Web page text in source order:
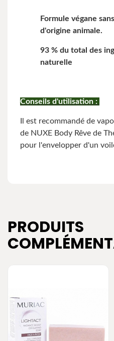
Formule végane
d'origine animale.
93 % du total des
naturelle
Conseils d'utilisation :
Il est recommandé de
de NUXE Body Rêve de
pour l'envelopper d'un
PRODUITS